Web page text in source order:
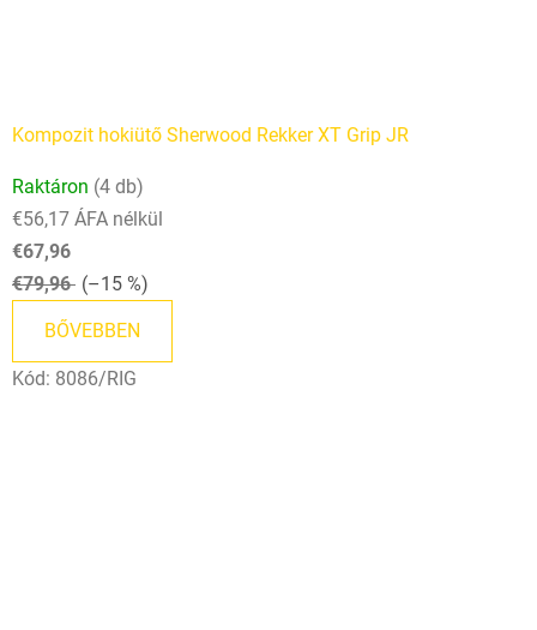
Kompozit hokiütő Sherwood Rekker XT Grip JR
Raktáron (4 db)
€56,17 ÁFA nélkül
€67,96
€79,96 (–15 %)
BŐVEBBEN
Kód: 8086/RIG